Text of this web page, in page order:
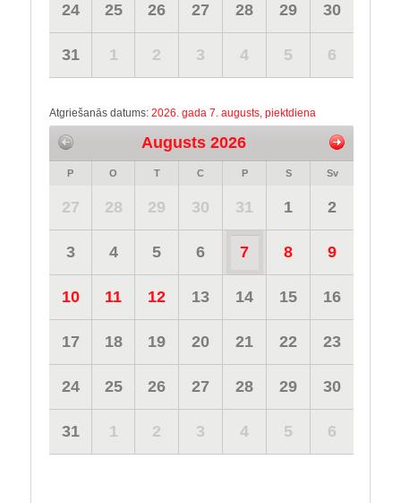
24 25 26 27 28 29 30
31 1 2 3 4 5 6
Atgriešanās datums: 2026. gada 7. augusts, piektdiena
Augusts 2026
P O T C P S Sv
27 28 29 30 31 1 2
3 4 5 6 7 8 9
10 11 12 13 14 15 16
17 18 19 20 21 22 23
24 25 26 27 28 29 30
31 1 2 3 4 5 6